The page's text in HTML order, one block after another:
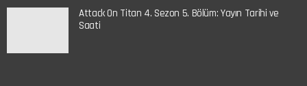
Attack On Titan 4. Sezon 5. Bölüm: Yayın Tarihi ve
Saati